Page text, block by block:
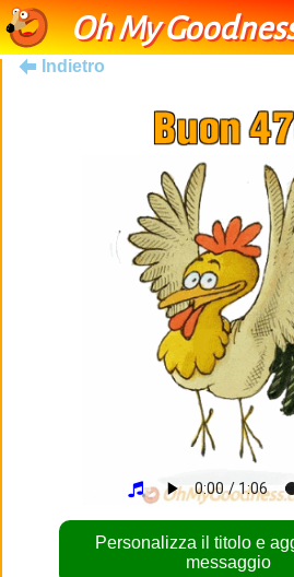
Oh My
Indietro
Personalizza il titolo e
messaggio